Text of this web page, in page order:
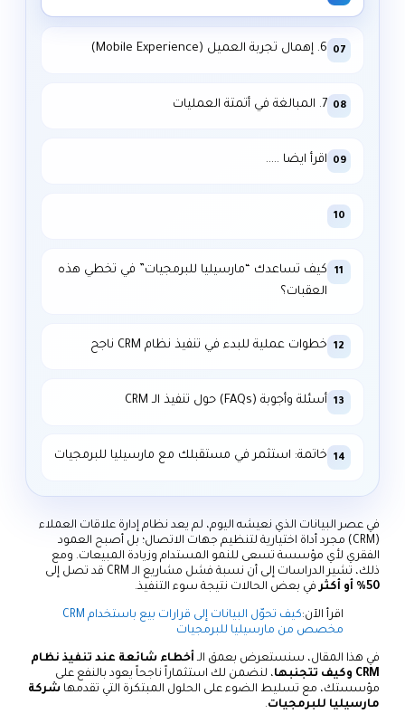
07 6. إهمال تجربة العميل (Mobile Experience)
08 7. المبالغة في أتمتة العمليات
09 اقرأ ايضا …..
10
11
كيف تساعدك “مارسيليا للبرمجيات” في تخطي هذه
العقبات؟
12 خطوات عملية للبدء في تنفيذ نظام CRM ناجح
13 أسئلة وأجوبة (FAQs) حول تنفيذ الـ CRM
14 خاتمة: استثمر في مستقبلك مع مارسيليا للبرمجيات
في عصر البيانات الذي نعيشه اليوم، لم يعد نظام إدارة علاقات العملاء
(CRM) مجرد أداة اختيارية لتنظيم جهات الاتصال؛ بل أصبح العمود
الفقري لأي مؤسسة تسعى للنمو المستدام وزيادة المبيعات. ومع
ذلك، تشير الدراسات إلى أن نسبة فشل مشاريع الـ CRM قد تصل إلى
50% أو أكثر
في بعض الحالات نتيجة سوء التنفيذ.
اقرأ الآن:
كيف تحوّل البيانات إلى قرارات بيع باستخدام CRM
مخصص من مارسيليا للبرمجيات
في هذا المقال، سنستعرض بعمق الـ أخطاء شائعة عند تنفيذ نظام
CRM وكيف تتجنبها
، لنضمن لك استثماراً ناجحاً يعود بالنفع على
مؤسستك، مع تسليط الضوء على الحلول المبتكرة التي تقدمها شركة
مارسيليا للبرمجيات.